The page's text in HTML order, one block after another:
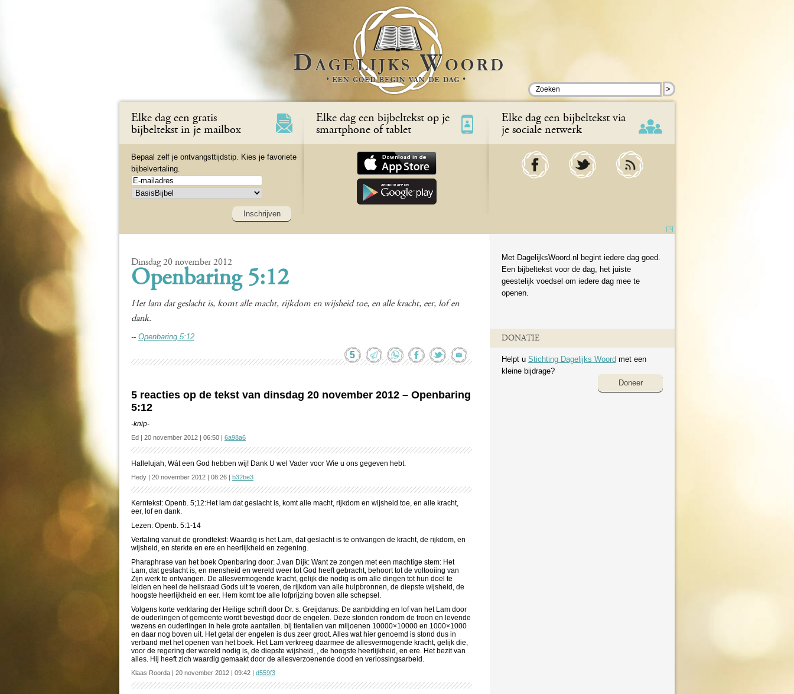
>
Elke dag een gratis
bijbeltekst in je mailbox
Bepaal zelf je ontvangsttijdstip. Kies je favoriete
bijbelvertaling.
Inschrijven
Elke dag een bijbeltekst op je
smartphone of tablet
Elke dag een bijbeltekst via
je sociale netwerk
Dinsdag 20 november 2012
Openbaring 5:12
Het lam dat geslacht is, komt alle macht, rijkdom en wijsheid toe, en alle kracht, eer, lof en
dank.
-- Openbaring 5:12
5
5 reacties op de tekst van dinsdag 20 november 2012 – Openbaring
5:12
-knip-
Ed | 20 november 2012 | 06:50 | 6a98a6
Hallelujah, Wát een God hebben wij! Dank U wel Vader voor Wie u ons gegeven hebt.
Hedy | 20 november 2012 | 08:26 | b32be3
Kerntekst: Openb. 5;12:Het lam dat geslacht is, komt alle macht, rijkdom en wijsheid toe, en alle kracht,
eer, lof en dank.
Lezen: Openb. 5:1-14
Vertaling vanuit de grondtekst: Waardig is het Lam, dat geslacht is te ontvangen de kracht, de rijkdom, en
wijsheid, en sterkte en ere en heerlijkheid en zegening.
Pharaphrase van het boek Openbaring door: J.van Dijk: Want ze zongen met een machtige stem: Het
Lam, dat geslacht is, en mensheid en wereld weer tot God heeft gebracht, behoort tot de voltooiing van
Zijn werk te ontvangen. De allesvermogende kracht, gelijk die nodig is om alle dingen tot hun doel te
leiden en heel de heilsraad Gods uit te voeren, de rijkdom van alle hulpbronnen, de diepste wijsheid, de
hoogste heerlijkheid en eer. Hem komt toe alle lofprijzing boven alle schepsel.
Volgens korte verklaring der Heilige schrift door Dr. s. Greijdanus: De aanbidding en lof van het Lam door
de ouderlingen of gemeente wordt bevestigd door de engelen. Deze stonden rondom de troon en levende
wezens en ouderlingen in hele grote aantallen. bij tientallen van miljoenen 10000×10000 en 1000×1000
en daar nog boven uit. Het getal der engelen is dus zeer groot. Alles wat hier genoemd is stond dus in
verband met het openen van het boek. Het Lam verkreeg daarmee de allesvermogende kracht, gelijk die,
voor de regering der wereld nodig is, de diepste wijsheid, , de hoogste heerlijkheid, en ere. Het bezit van
alles. Hij heeft zich waardig gemaakt door de allesverzoenende dood en verlossingsarbeid.
Klaas Roorda | 20 november 2012 | 09:42 | d559f3
Met DagelijksWoord.nl begint iedere dag goed.
Een bijbeltekst voor de dag, het juiste
geestelijk voedsel om iedere dag mee te
openen.
DONATIE
Helpt u Stichting Dagelijks Woord met een
kleine bijdrage?
Doneer